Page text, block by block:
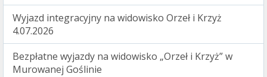
Wyjazd integracyjny na widowisko Orzeł i Krzyż
4.07.2026
Bezpłatne wyjazdy na widowisko „Orzeł i Krzyż” w
Murowanej Goślinie